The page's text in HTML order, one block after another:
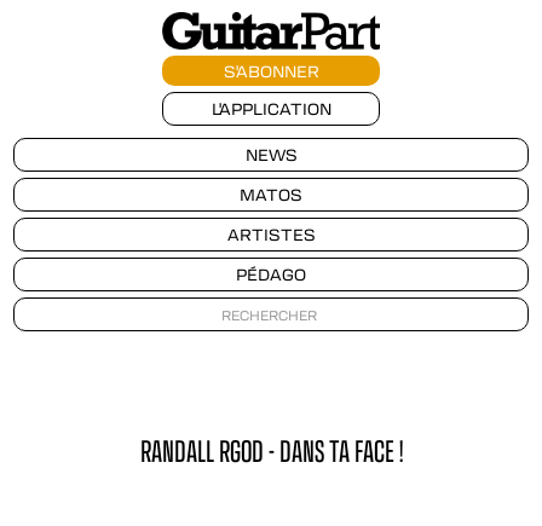
S'ABONNER
L'APPLICATION
NEWS
MATOS
ARTISTES
PÉDAGO
RANDALL RGOD - DANS TA FACE !